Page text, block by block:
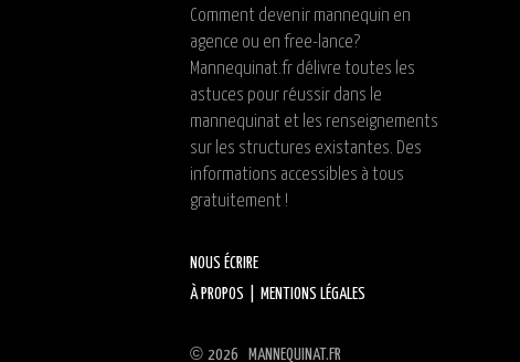
Comment devenir mannequin en
agence ou en free-lance?
Mannequinat.fr délivre toutes les
astuces pour réussir dans le
mannequinat et les renseignements
sur les structures existantes. Des
informations accessibles à tous
gratuitement !
NOUS ÉCRIRE
À PROPOS
MENTIONS LÉGALES
© 2026 MANNEQUINAT.FR